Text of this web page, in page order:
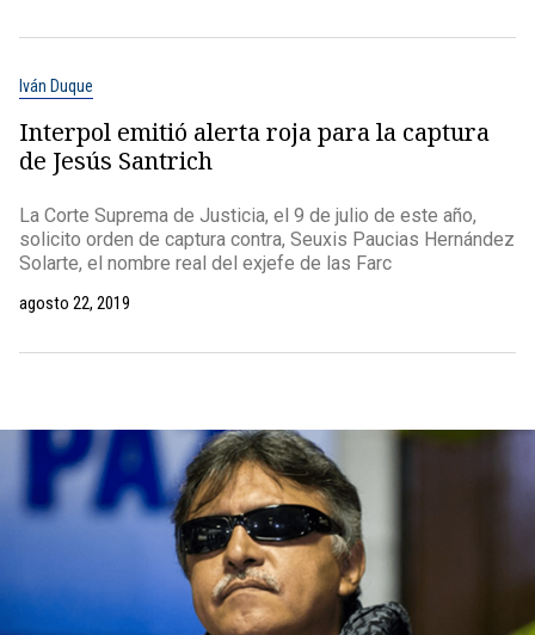
Iván Duque
Interpol emitió alerta roja para la captura
de Jesús Santrich
La Corte Suprema de Justicia, el 9 de julio de este año,
solicito orden de captura contra, Seuxis Paucias Hernández
Solarte, el nombre real del exjefe de las Farc
agosto 22, 2019